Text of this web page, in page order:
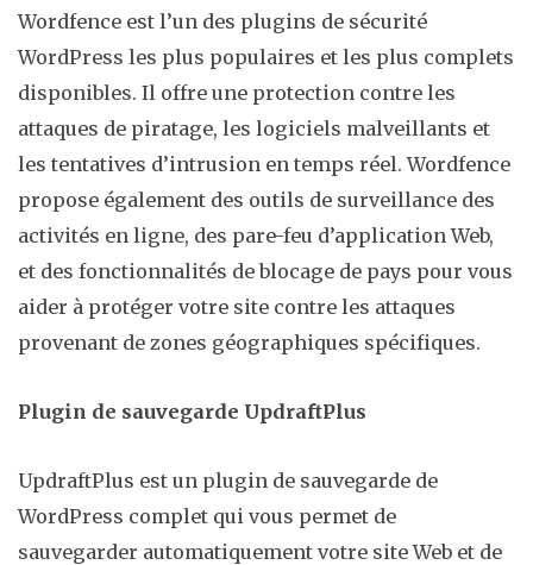
Wordfence est l’un des plugins de sécurité
WordPress les plus populaires et les plus complets
disponibles. Il offre une protection contre les
attaques de piratage, les logiciels malveillants et
les tentatives d’intrusion en temps réel. Wordfence
propose également des outils de surveillance des
activités en ligne, des pare-feu d’application Web,
et des fonctionnalités de blocage de pays pour vous
aider à protéger votre site contre les attaques
provenant de zones géographiques spécifiques.
Plugin de sauvegarde UpdraftPlus
UpdraftPlus est un plugin de sauvegarde de
WordPress complet qui vous permet de
sauvegarder automatiquement votre site Web et de